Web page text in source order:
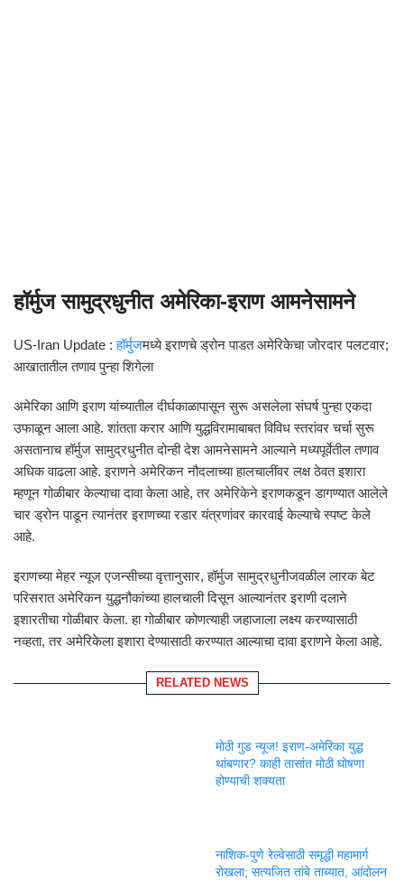
हॉर्मुज सामुद्रधुनीत अमेरिका-इराण आमनेसामने
US-Iran Update :हॉर्मुजमध्ये इराणचे ड्रोन पाडत अमेरिकेचा जोरदार पलटवार;
आखातातील तणाव पुन्हा शिगेला
अमेरिका आणि इराण यांच्यातील दीर्घकाळापासून सुरू असलेला संघर्ष पुन्हा एकदा
उफाळून आला आहे. शांतता करार आणि युद्धविरामाबाबत विविध स्तरांवर चर्चा सुरू
असतानाच हॉर्मुज सामुद्रधुनीत दोन्ही देश आमनेसामने आल्याने मध्यपूर्वेतील तणाव
अधिक वाढला आहे. इराणने अमेरिकन नौदलाच्या हालचालींवर लक्ष ठेवत इशारा
म्हणून गोळीबार केल्याचा दावा केला आहे, तर अमेरिकेने इराणकडून डागण्यात आलेले
चार ड्रोन पाडून त्यानंतर इराणच्या रडार यंत्रणांवर कारवाई केल्याचे स्पष्ट केले
आहे.
इराणच्या मेहर न्यूज एजन्सीच्या वृत्तानुसार, हॉर्मुज सामुद्रधुनीजवळील लारक बेट
परिसरात अमेरिकन युद्धनौकांच्या हालचाली दिसून आल्यानंतर इराणी दलाने
इशारतीचा गोळीबार केला. हा गोळीबार कोणत्याही जहाजाला लक्ष्य करण्यासाठी
नव्हता, तर अमेरिकेला इशारा देण्यासाठी करण्यात आल्याचा दावा इराणने केला आहे.
RELATED NEWS
मोठी गुड न्यूज! इराण-अमेरिका युद्ध
थांबणार? काही तासांत मोठी घोषणा
होण्याची शक्यता
नाशिक-पुणे रेल्वेसाठी समृद्धी महामार्ग
रोखला; सत्यजित तांबे ताब्यात, आंदोलन